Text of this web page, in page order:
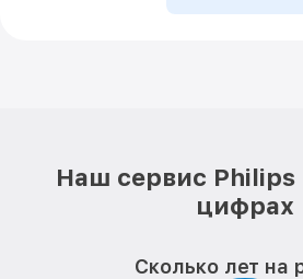
Наш сервис Philips
цифрах
Сколько лет на